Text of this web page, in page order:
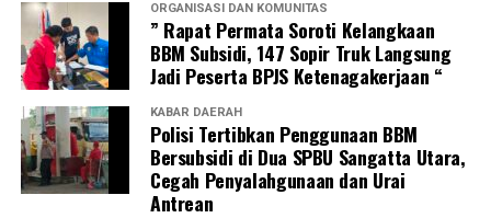
ORGANISASI DAN KOMUNITAS
” Rapat Permata Soroti Kelangkaan
BBM Subsidi, 147 Sopir Truk Langsung
Jadi Peserta BPJS Ketenagakerjaan “
KABAR DAERAH
Polisi Tertibkan Penggunaan BBM
Bersubsidi di Dua SPBU Sangatta Utara,
Cegah Penyalahgunaan dan Urai
Antrean